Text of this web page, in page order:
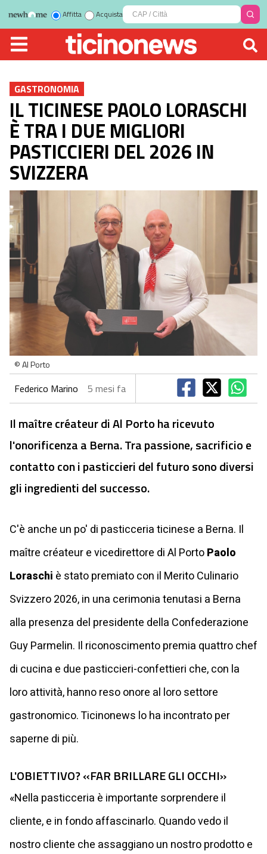
Affitta Acquista
GASTRONOMIA
IL TICINESE PAOLO LORASCHI
È TRA I DUE MIGLIORI
PASTICCIERI DEL 2026 IN
SVIZZERA
© Al Porto
Federico Marino 5 mesi fa
Il maître créateur di Al Porto ha ricevuto
l'onorificenza a Berna. Tra passione, sacrificio e
contatto con i pasticcieri del futuro sono diversi
gli ingredienti del successo.
C'è anche un po' di pasticceria ticinese a Berna. Il
maître créateur e vicedirettore di Al PortoPaolo
Loraschi è stato premiato con il Merito Culinario
Svizzero 2026, in una cerimonia tenutasi a Berna
alla presenza del presidente della Confederazione
Guy Parmelin. Il riconoscimento premia quattro chef
di cucina e due pasticcieri-confettieri che, con la
loro attività, hanno reso onore al loro settore
gastronomico. Ticinonews lo ha incontrato per
saperne di più.
L'OBIETTIVO? «FAR BRILLARE GLI OCCHI»
«Nella pasticceria è importante sorprendere il
cliente, e in fondo affascinarlo. Quando vedo il
nostro cliente che assaggiano un nostro prodotto e